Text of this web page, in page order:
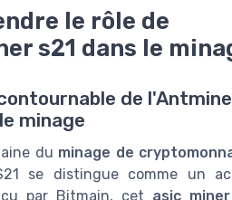
le rôle de
s21 dans le
de
minage
du minage de
se distingue comme un
par Bitmain, cet asic miner